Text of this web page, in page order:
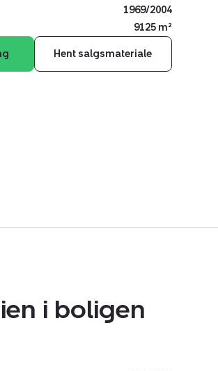
1969/2004
9125 m²
Hent salgsmateriale
i boligen